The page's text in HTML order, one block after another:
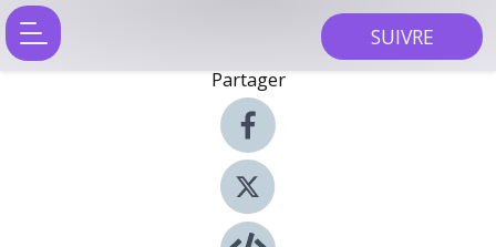
SUIVRE
Partager